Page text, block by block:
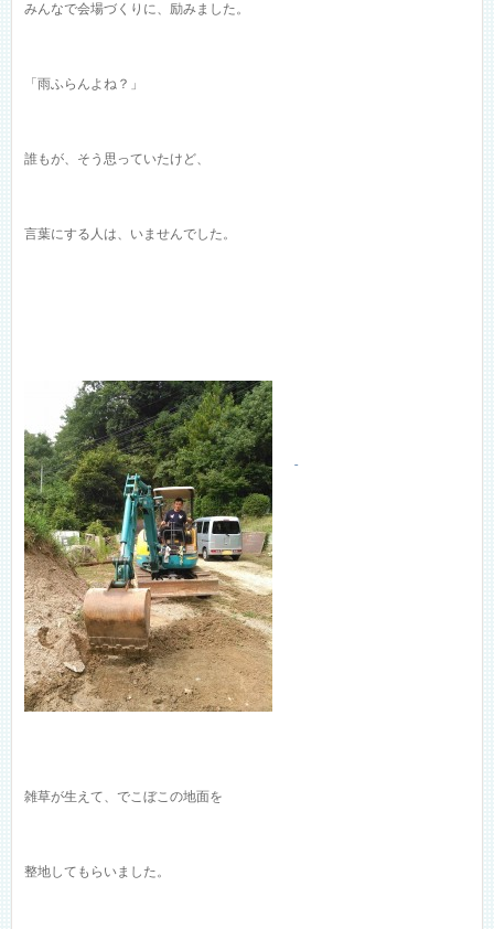
みんなで会場づくりに、励みました。
「雨ふらんよね？」
誰もが、そう思っていたけど、
言葉にする人は、いませんでした。
雑草が生えて、でこぼこの地面を
整地してもらいました。